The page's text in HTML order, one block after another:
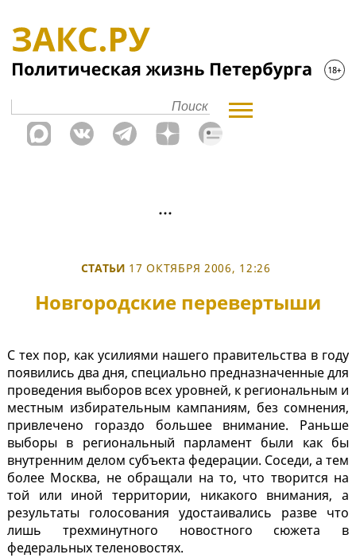
СТАТЬИ 17 ОКТЯБРЯ 2006, 12:26
Новгородские перевертыши
С тех пор, как усилиями нашего правительства в году
появились два дня, специально предназначенные для
проведения выборов всех уровней, к региональным и
местным избирательным кампаниям, без сомнения,
привлечено гораздо большее внимание. Раньше
выборы в региональный парламент были как бы
внутренним делом субъекта федерации. Соседи, а тем
более Москва, не обращали на то, что творится на
той или иной территории, никакого внимания, а
результаты голосования удостаивались разве что
лишь трехминутного новостного сюжета в
федеральных теленовостях.